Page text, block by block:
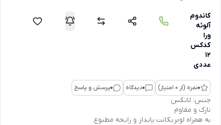
کاندوم
آلوئه
ورا
کدکس
12
عددی
0نمره (از 0 امتیاز) 0دیدگاه 0پرسش و پاسخ
جنس: لاتکس
نازک و مقاوم
به همراه لوبریکانت پایدار و رایحه مطبوع